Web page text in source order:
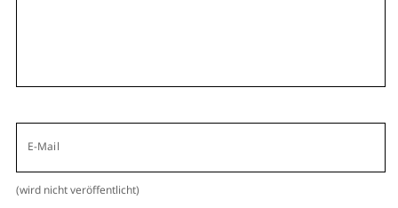
E-Mail
(wird nicht veröffentlicht)